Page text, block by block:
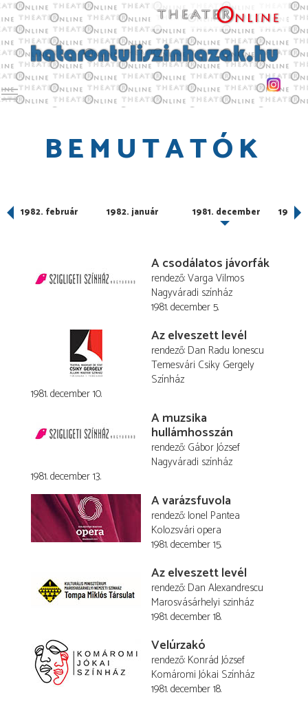
Toggle main menu visibility
BEMUTATÓK
1982. február 1982. január 1981. december 1981.
A csodálatos jávorfák
rendező Varga Vilmos
Nagyváradi színház
1981. december 5.
Az elveszett levél
rendező Dan Radu Ionescu
Temesvári Csiky Gergely
Színház
1981. december 10.
A muzsika
hullámhosszán
rendező Gábor József
Nagyváradi színház
1981. december 13.
A varázsfuvola
rendező Ionel Pantea
Kolozsvári opera
1981. december 15.
Az elveszett levél
rendező Dan Alexandrescu
Marosvásárhelyi szinház
1981. december 18.
Velúrzakó
rendező Konrád József
Komáromi Jókai Színház
1981. december 18.